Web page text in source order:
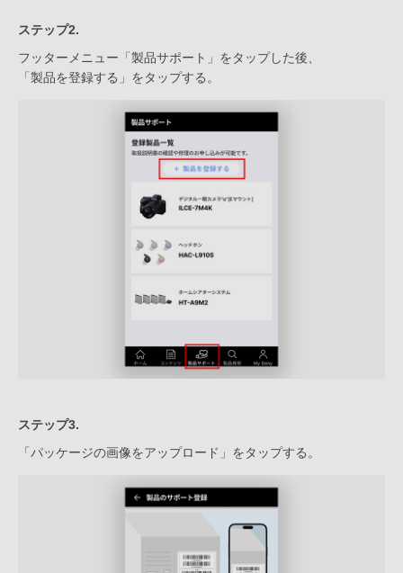
ステップ2.
フッターメニュー「製品サポート」をタップした後、
「製品を登録する」をタップする。
ステップ3.
「パッケージの画像をアップロード」をタップする。